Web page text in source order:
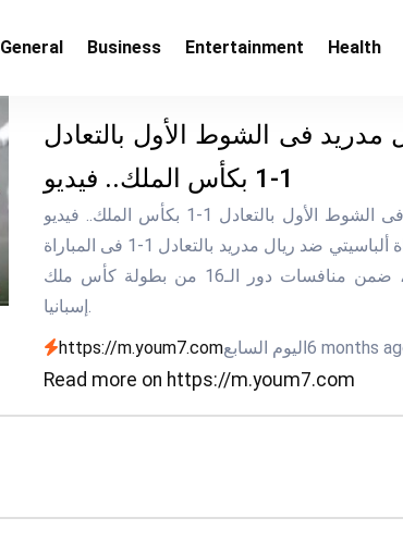
General Business Entertainment Health
مدريد فى الشوط الأول بالتعادل
1-1 بكأس الملك.. فيديو
ألباسيتي يحرج ريال مدريد فى الشوط الأول بالتعادل 1-1 بكأس الملك.. فيديو
انتهى الشوط الأول من مباراة ألباسيتي ضد ريال مدريد بالتعادل 1-1 فى المباراة
التى تجمعهما اليوم الأربعاء، ضمن منافسات دور الـ16 من بطولة كأس ملك
إسبانيا.
https://m.youm7.comاليوم السابع6 months
Read more on https://m.youm7.com